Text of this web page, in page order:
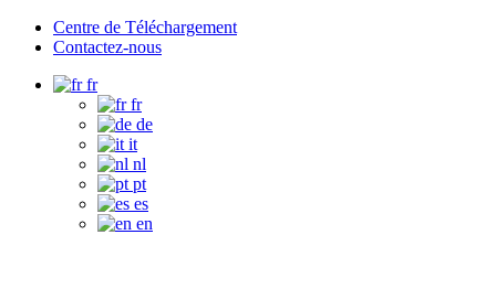
Centre de Téléchargement
Contactez-nous
fr
fr
de
it
nl
pt
es
en